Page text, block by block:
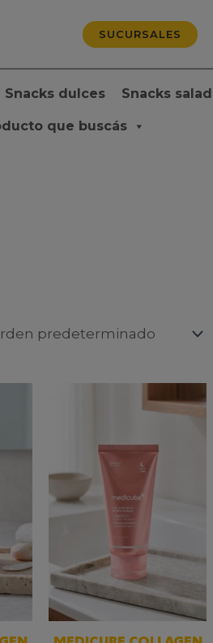
SUCURSALES
Snacks dulces Snacks
que buscás